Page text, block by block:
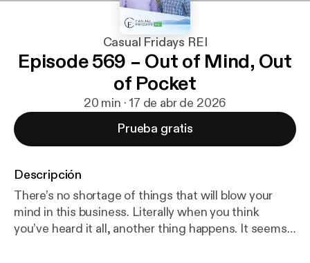
Casual Fridays REI
Episode 569 – Out of Mind, Out
of Pocket
20 min · 17 de abr de 2026
Prueba gratis
Descripción
There’s no shortage of things that will blow your
mind in this business. Literally when you think
you’ve heard it all, another thing happens. It seems